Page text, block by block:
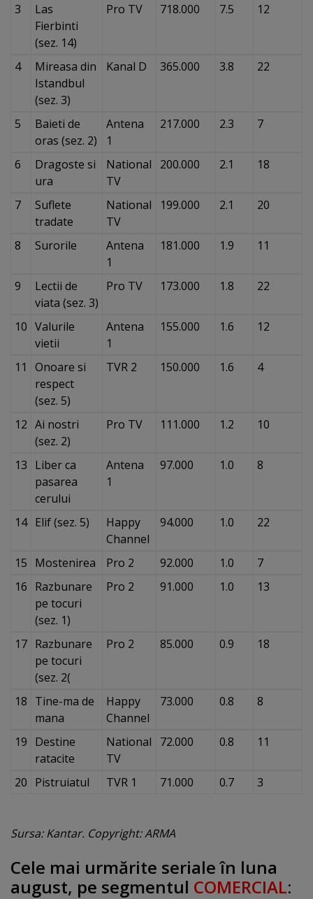
3
Las
Fierbinti
(sez. 14)
Pro TV 718.000 7.5 12
4
Mireasa din
Istandbul
(sez. 3)
Kanal D 365.000 3.8 22
5
Baieti de
oras (sez. 2)
Antena
1
217.000 2.3 7
6
Dragoste si
ura
National
TV
200.000 2.1 18
7
Suflete
tradate
National
TV
199.000 2.1 20
8 Surorile
Antena
1
181.000 1.9 11
9
Lectii de
viata (sez. 3)
Pro TV 173.000 1.8 22
10 Valurile
vietii
Antena
1
155.000 1.6 12
11
Onoare si
respect
(sez. 5)
TVR 2 150.000 1.6 4
12 Ai nostri
(sez. 2)
Pro TV 111.000 1.2 10
13 Liber ca
pasarea
cerului
Antena
1
97.000 1.0 8
14 Elif (sez. 5)
Happy
Channel
94.000 1.0 22
15 Mostenirea Pro 2 92.000 1.0
7
16 Razbunare
pe tocuri
(sez. 1)
Pro 2 91.000 1.0 13
17 Razbunare
pe tocuri
(sez. 2(
Pro 2 85.000 0.9 18
18 Tine-ma de
mana
Happy
Channel
73.000 0.8 8
19 Destine
ratacite
National
TV
72.000 0.8 11
20 Pistruiatul TVR 1 71.000 0.7 3
Sursa: Kantar. Copyright: ARMA
Cele mai urmărite seriale în luna
august, pe segmentul COMERCIAL: